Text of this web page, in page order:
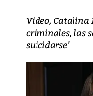
Video, Catalina
criminales, las
suicidarse’